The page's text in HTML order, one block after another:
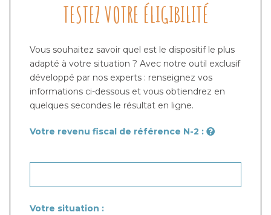
TESTEZ VOTRE ÉLIGIBILITÉ
Vous souhaitez savoir quel est le dispositif le plus
adapté à votre situation ? Avec notre outil exclusif
développé par nos experts : renseignez vos
informations ci-dessous et vous obtiendrez en
quelques secondes le résultat en ligne.
Votre revenu fiscal de référence N-2 :
Votre situation :